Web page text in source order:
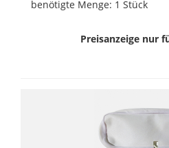
benötigte Menge: 1 Stück
Preisanzeige nur